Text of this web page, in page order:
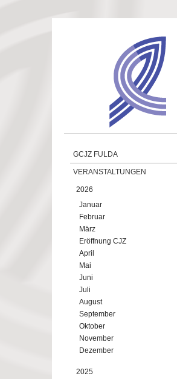
GCJZ FULDA
VERANSTALTUNGEN
2026
Januar
Februar
März
Eröffnung CJZ
April
Mai
Juni
Juli
August
September
Oktober
November
Dezember
2025